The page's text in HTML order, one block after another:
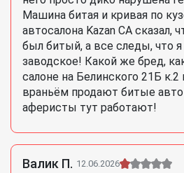
Машина битая и кривая по
автосалона Kazan CA сказал,
был битый, а все следы, что
заводское! Какой же бред,
салоне на Белинского 21Б
враньём продают битые
аферисты тут работают!
Валик П. 12.06.2026